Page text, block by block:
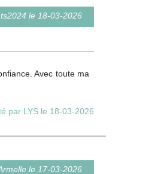
le 18-03-2026
Avec toute ma
par LYS le 18-03-2026
le 17-03-2026